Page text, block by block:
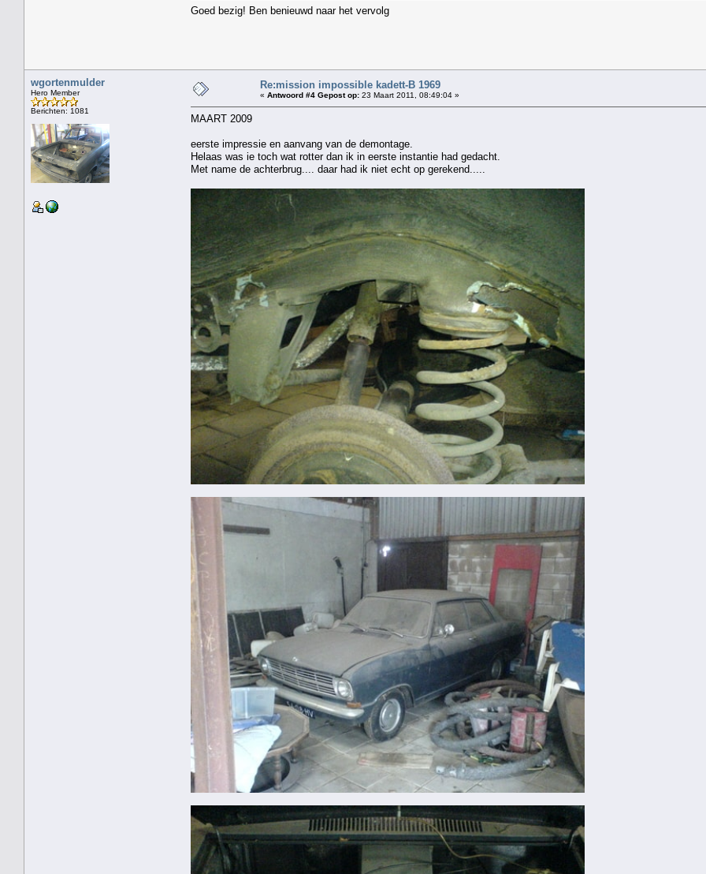
Goed bezig! Ben benieuwd naar het vervolg
wgortenmulder
Hero Member
Berichten: 1081
Re:mission impossible kadett-B 1969
« Antwoord #4 Gepost op: 23 Maart 2011, 08:49:04 »
MAART 2009
eerste impressie en aanvang van de demontage.
Helaas was ie toch wat rotter dan ik in eerste instantie had gedacht.
Met name de achterbrug.... daar had ik niet echt op gerekend.....